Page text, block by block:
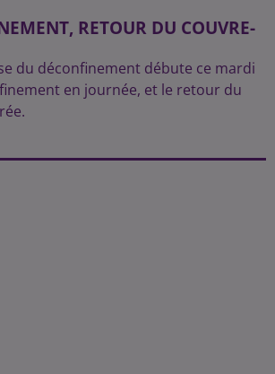
RETOUR DU COUVRE-
du déconfinement débute ce mardi
en journée, et le retour du